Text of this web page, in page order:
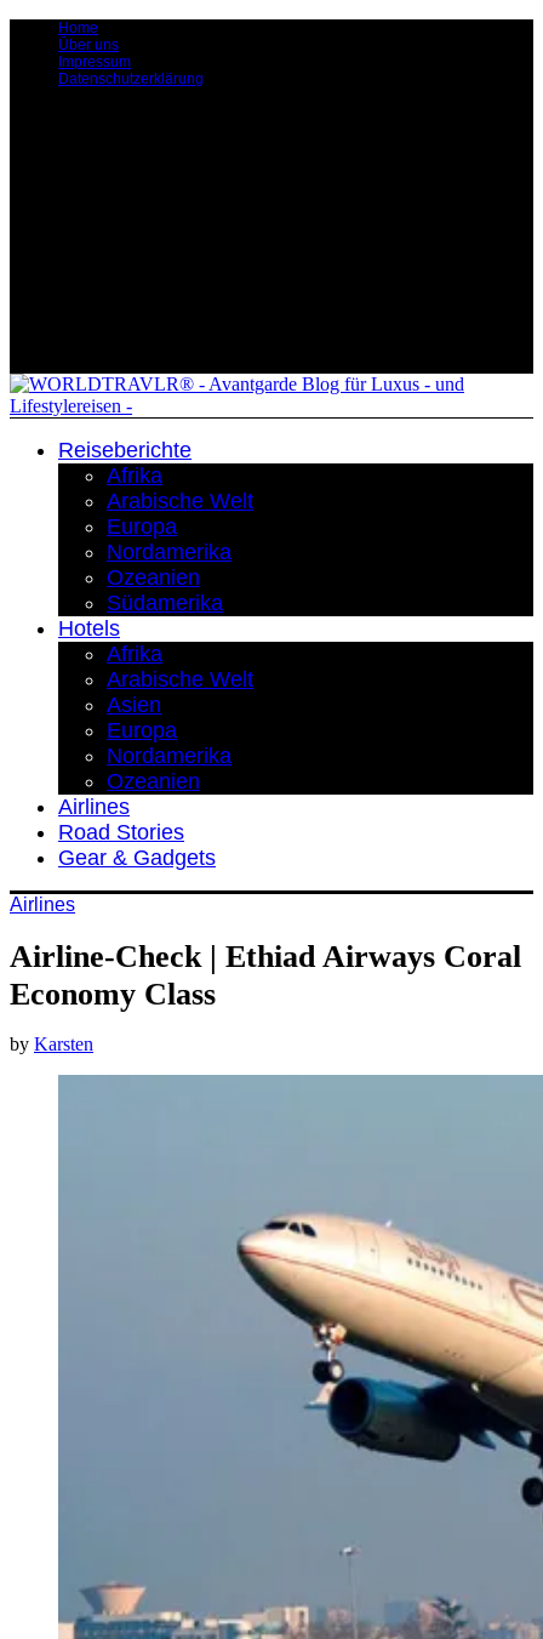
Home
Über uns
Impressum
Datenschutzerklärung
Reiseberichte
Afrika
Arabische Welt
Europa
Nordamerika
Ozeanien
Südamerika
Hotels
Afrika
Arabische Welt
Asien
Europa
Nordamerika
Ozeanien
Airlines
Road Stories
Gear & Gadgets
Airlines
Airline-Check | Ethiad Airways Coral
Economy Class
by Karsten